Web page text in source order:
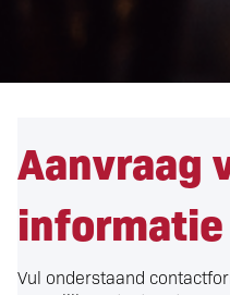
Aanvraag
informatie
Vul onderstaand